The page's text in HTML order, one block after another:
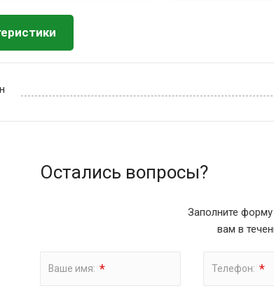
Остались вопросы?
Заполните
вам в
Ваше имя: * Телефон: *